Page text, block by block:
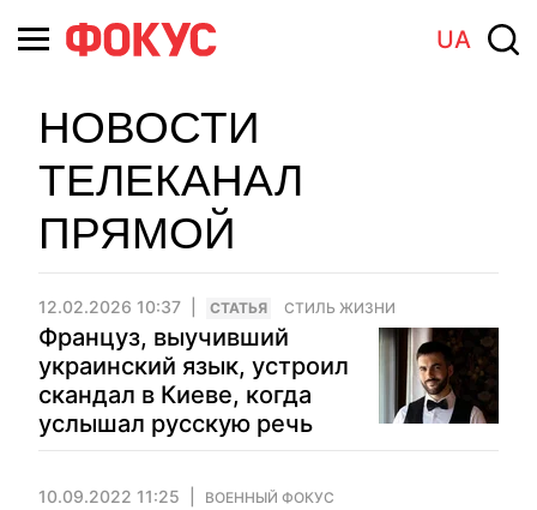
UA
НОВОСТИ
ТЕЛЕКАНАЛ
ПРЯМОЙ
12.02.2026 10:37 CТАТЬЯ СТИЛЬ ЖИЗНИ
Француз, выучивший
украинский язык, устроил
скандал в Киеве, когда
услышал русскую речь
10.09.2022 11:25 ВОЕННЫЙ ФОКУС